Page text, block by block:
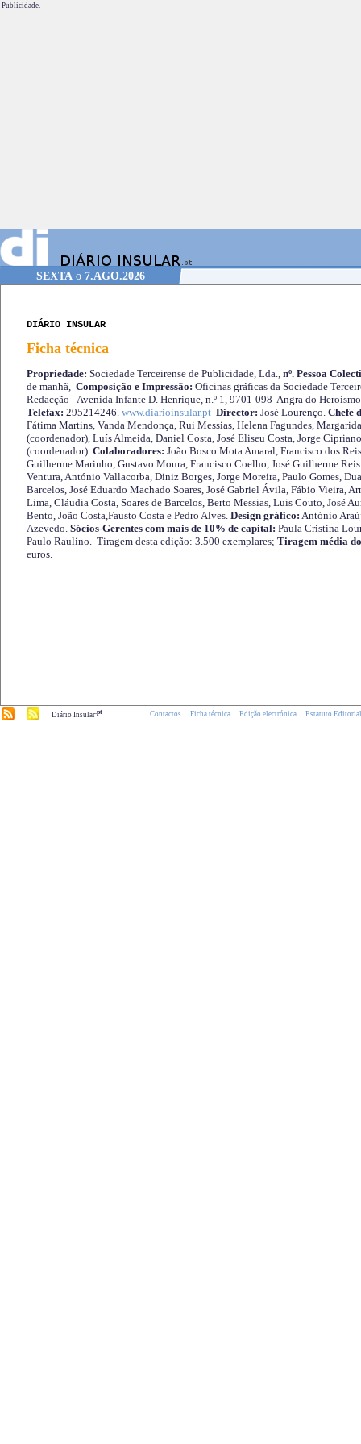
Publicidade.
SEXTA o 7.AGO.2026
DIÁRIO INSULAR
Ficha técnica
Propriedade: Sociedade Terceirense de Publicidade, Lda., nº. Pessoa
de manhã, Composição e Impressão: Oficinas gráficas da Sociedade
Redacção - Avenida Infante D. Henrique, n.º 1, 9701-098 Angra do
Telefax: 295214246. www.diarioinsular.pt Director: José Lourenço. Chefe
Fátima Martins, Vanda Mendonça, Rui Messias, Helena Fagundes,
(coordenador), Luís Almeida, Daniel Costa, José Eliseu Costa, Jorge
(coordenador). Colaboradores: João Bosco Mota Amaral, Francisco dos
Guilherme Marinho, Gustavo Moura, Francisco Coelho, José Guilherme
Ventura, António Vallacorba, Diniz Borges, Jorge Moreira, Paulo Gomes,
Barcelos, José Eduardo Machado Soares, José Gabriel Ávila, Fábio Vieira,
Lima, Cláudia Costa, Soares de Barcelos, Berto Messias, Luis Couto, José
Bento, João Costa,Fausto Costa e Pedro Alves. Design gráfico: António
Azevedo. Sócios-Gerentes com mais de 10% de capital: Paula Cristina
Paulo Raulino. Tiragem desta edição: 3.500 exemplares; Tiragem média
euros.
Diário Insular.pt Contactos Ficha técnica Edição electrónica Estatuto Editorial